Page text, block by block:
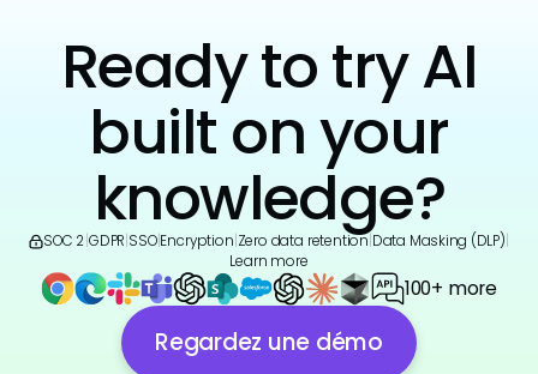
Ready to try AI
built on your
knowledge?
SOC 2 GDPR SSO|Encryption Zero data retention Data Masking (DLP)
Learn more
100+ more
Regardez une démo